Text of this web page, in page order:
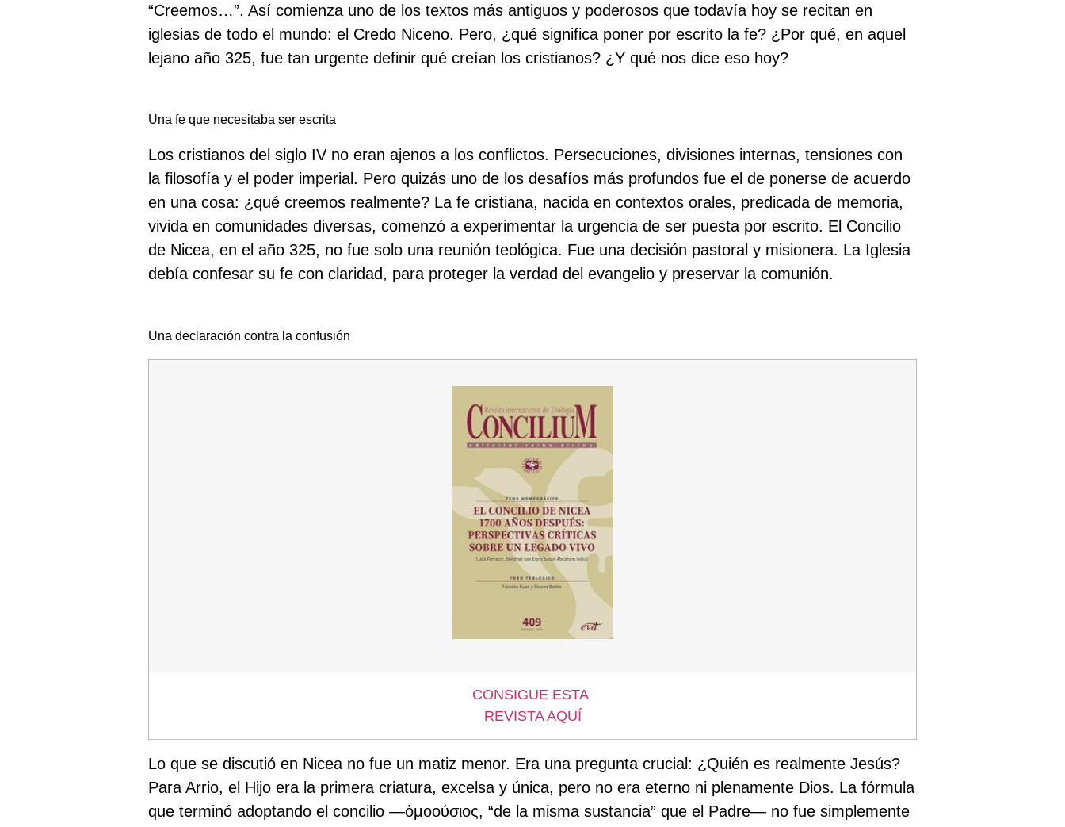
“Creemos…”. Así comienza uno de los textos más antiguos y poderosos que todavía hoy se recitan en
iglesias de todo el mundo: el Credo Niceno. Pero, ¿qué significa poner por escrito la fe? ¿Por qué, en aquel
lejano año 325, fue tan urgente definir qué creían los cristianos? ¿Y qué nos dice eso hoy?
Una fe que necesitaba ser escrita
Los cristianos del siglo IV no eran ajenos a los conflictos. Persecuciones, divisiones internas, tensiones con
la filosofía y el poder imperial. Pero quizás uno de los desafíos más profundos fue el de ponerse de acuerdo
en una cosa: ¿qué creemos realmente? La fe cristiana, nacida en contextos orales, predicada de memoria,
vivida en comunidades diversas, comenzó a experimentar la urgencia de ser puesta por escrito. El Concilio
de Nicea, en el año 325, no fue solo una reunión teológica. Fue una decisión pastoral y misionera. La Iglesia
debía confesar su fe con claridad, para proteger la verdad del evangelio y preservar la comunión.
Una declaración contra la confusión
CONSIGUE ESTA
REVISTA AQUÍ
Lo que se discutió en Nicea no fue un matiz menor. Era una pregunta crucial: ¿Quién es realmente Jesús?
Para Arrio, el Hijo era la primera criatura, excelsa y única, pero no era eterno ni plenamente Dios. La fórmula
que terminó adoptando el concilio —ὁμοούσιος, “de la misma sustancia” que el Padre— no fue simplemente